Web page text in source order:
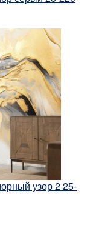
узор 2 25-